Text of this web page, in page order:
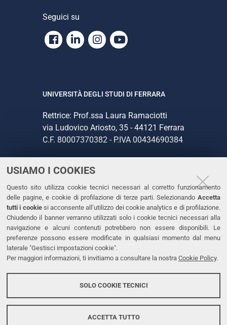
USIAMO I COOKIES
Questo sito utilizza cookie tecnici necessari al corretto funzionamento
delle pagine, e cookie di profilazione di terze parti. Selezionando Accetta
tutti i cookiesi acconsente all’utilizzo dei cookie analytics e di profilazione.
Chiudendo il banner verranno utilizzati solo i cookie tecnici necessari alla
navigazione e alcuni contenuti potrebbero non essere disponibili. Le
preferenze possono essere modificate in qualsiasi momento dal menu
laterale "Gestisci impostazioni cookie".
Per maggiori informazioni, ti invitiamo a consultare la nostra Cookie Policy.
SOLO COOKIE TECNICI
ACCETTA TUTTO
Seguici su
Facebook
LinkedinInstagram
Youtube
UNIVERSITÀ DEGLI STUDI DI FERRARA
Rettrice: Prof.ssa Laura Ramaciotti
via Ludovico Ariosto, 35 - 44121 Ferrara
C.F. 80007370382 - P.IVA 00434690384
CONTATTI
Tel. +39 0532 293111
Fax. +39 0532 293031
PEC
LINKS
Dichiarazione di accessibilità
Protezione dati personali